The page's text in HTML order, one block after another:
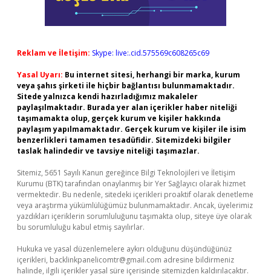
Reklam ve İletişim: Skype: live:.cid.575569c608265c69
Yasal Uyarı: Bu internet sitesi, herhangi bir marka, kurum
veya şahıs şirketi ile hiçbir bağlantısı bulunmamaktadır.
Sitede yalnızca kendi hazırladığımız makaleler
paylaşılmaktadır. Burada yer alan içerikler haber niteliği
taşımamakta olup, gerçek kurum ve kişiler hakkında
paylaşım yapılmamaktadır. Gerçek kurum ve kişiler ile isim
benzerlikleri tamamen tesadüfidir. Sitemizdeki bilgiler
taslak halindedir ve tavsiye niteliği taşımazlar.
Sitemiz, 5651 Sayılı Kanun gereğince Bilgi Teknolojileri ve İletişim
Kurumu (BTK) tarafından onaylanmış bir Yer Sağlayıcı olarak hizmet
vermektedir. Bu nedenle, sitedeki içerikleri proaktif olarak denetleme
veya araştırma yükümlülüğümüz bulunmamaktadır. Ancak, üyelerimiz
yazdıkları içeriklerin sorumluluğunu taşımakta olup, siteye üye olarak
bu sorumluluğu kabul etmiş sayılırlar.
Hukuka ve yasal düzenlemelere aykırı olduğunu düşündüğünüz
içerikleri, backlinkpanelicomtr@gmail.com adresine bildirmeniz
halinde, ilgili içerikler yasal süre içerisinde sitemizden kaldırılacaktır.